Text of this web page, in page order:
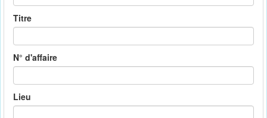
Titre
N° d'affaire
Lieu